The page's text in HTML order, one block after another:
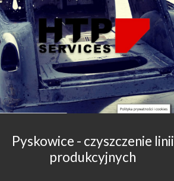
Pyskowice - czyszczenie linii
produkcyjnych